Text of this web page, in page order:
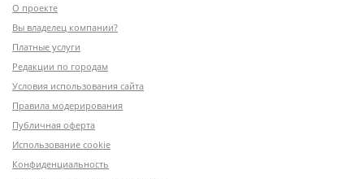
О проекте
Вы владелец компании?
Платные услуги
Редакции по городам
Условия использования сайта
Правила модерирования
Публичная оферта
Использование cookie
Конфиденциальность